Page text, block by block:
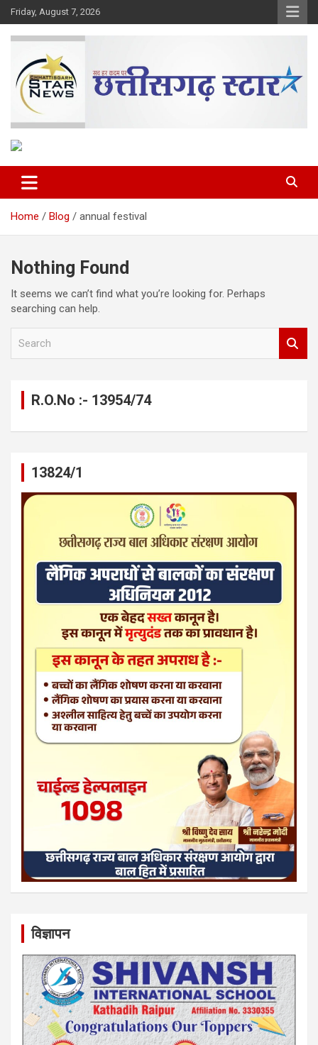
Skip
to
content
Friday, August 7, 2026
Chhattisgarh Star
Home Blog annual festival
Nothing Found
It seems we can’t find what you’re looking for. Perhaps
searching can help.
R.O.No :- 13954/74
13824/1
विज्ञापन